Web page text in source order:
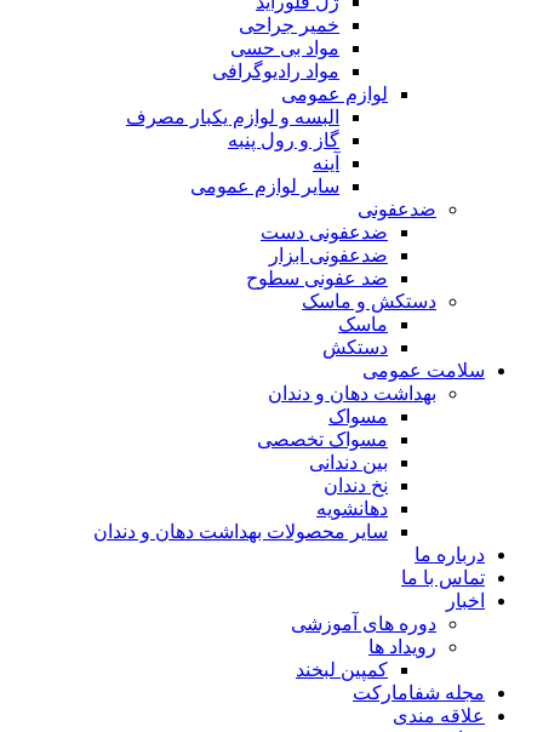
خمیر جراحی
مواد بی حسی
مواد رادیوگرافی
لوازم عمومی
البسه و لوازم یکبار مصرف
گاز و رول پنبه
آینه
سایر لوازم عمومی
ضدعفونی
ضدعفونی دست
ضدعفونی ابزار
ضد عفونی سطوح
دستکش و ماسک
ماسک
دستکش
سلامت عمومی
بهداشت دهان و دندان
مسواک
مسواک تخصصی
بین دندانی
نخ دندان
دهانشویه
سایر محصولات بهداشت دهان و دندان
درباره ما
تماس با ما
اخبار
دوره های آموزشی
رویداد ها
کمپین لبخند
مجله شفامارکت
علاقه مندی